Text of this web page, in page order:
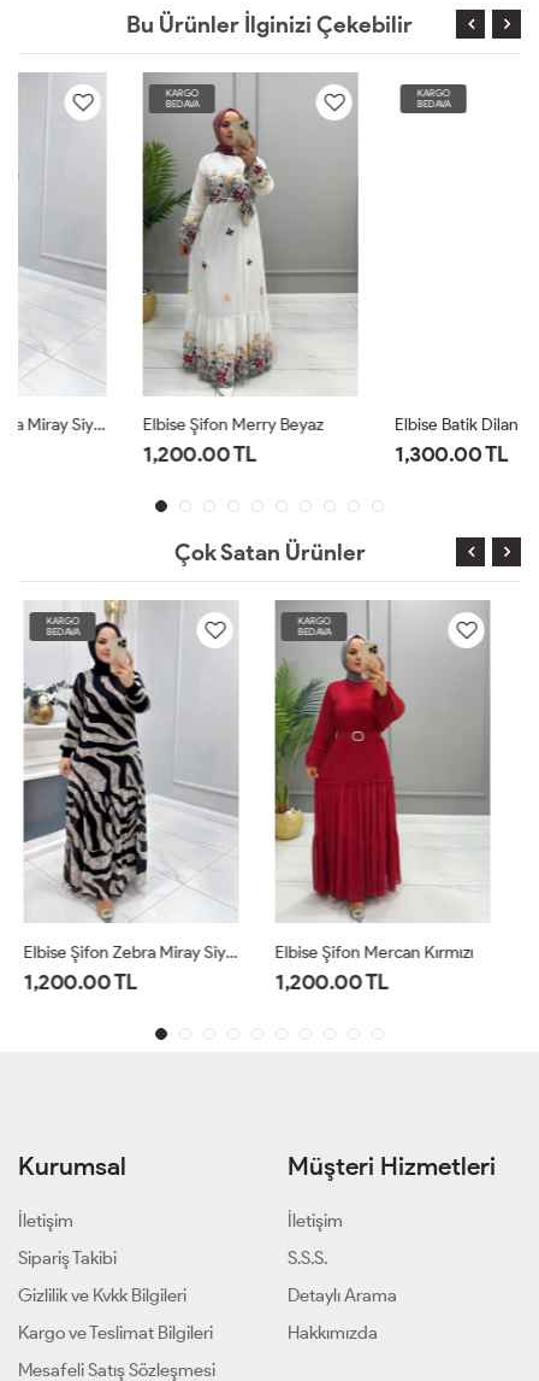
Bu Ürünler İlginizi Çekebilir
KARGO
BEDAVA
Elbise Şifon Merry Beyaz
1,200.00 TL
KARGO
BEDAVA
Elbise Batik Dilan Beyaz Tarçın
1,300.00 TL
Çok Satan Ürünler
KARGO
BEDAVA
Elbise Şifon Mercan Kırmızı
1,200.00 TL
KARGO
BEDAVA
Elbise Şifon İrem Mürdüm
1,200.00 TL
Kurumsal
İletişim
Sipariş Takibi
Gizlilik ve Kvkk Bilgileri
Kargo ve Teslimat Bilgileri
Mesafeli Satış Sözleşmesi
Müşteri Hizmetleri
İletişim
S.S.S.
Detaylı Arama
Hakkımızda